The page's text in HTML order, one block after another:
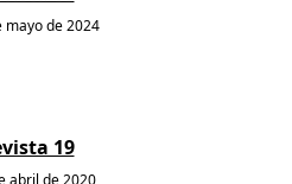
mayo de 2024
19
abril de 2020